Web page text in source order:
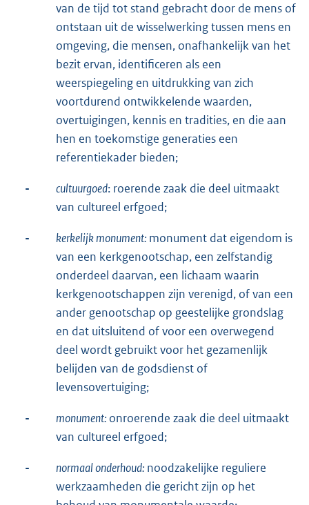
van de tijd tot stand gebracht door de mens of
ontstaan uit de wisselwerking tussen mens en
omgeving, die mensen, onafhankelijk van het
bezit ervan, identificeren als een
weerspiegeling en uitdrukking van zich
voortdurend ontwikkelende waarden,
overtuigingen, kennis en tradities, en die aan
hen en toekomstige generaties een
referentiekader bieden;
- cultuurgoed: roerende zaak die deel uitmaakt
van cultureel erfgoed;
- kerkelijk monument: monument dat eigendom is
van een kerkgenootschap, een zelfstandig
onderdeel daarvan, een lichaam waarin
kerkgenootschappen zijn verenigd, of van een
ander genootschap op geestelijke grondslag
en dat uitsluitend of voor een overwegend
deel wordt gebruikt voor het gezamenlijk
belijden van de godsdienst of
levensovertuiging;
- monument: onroerende zaak die deel uitmaakt
van cultureel erfgoed;
- normaal onderhoud: noodzakelijke reguliere
werkzaamheden die gericht zijn op het